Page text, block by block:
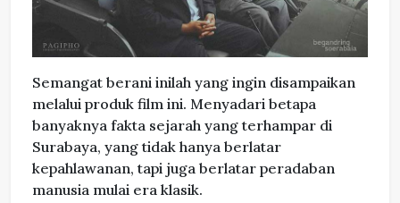
Semangat berani inilah yang ingin disampaikan
melalui produk film ini. Menyadari betapa
banyaknya fakta sejarah yang terhampar di
Surabaya, yang tidak hanya berlatar
kepahlawanan, tapi juga berlatar peradaban
manusia mulai era klasik.